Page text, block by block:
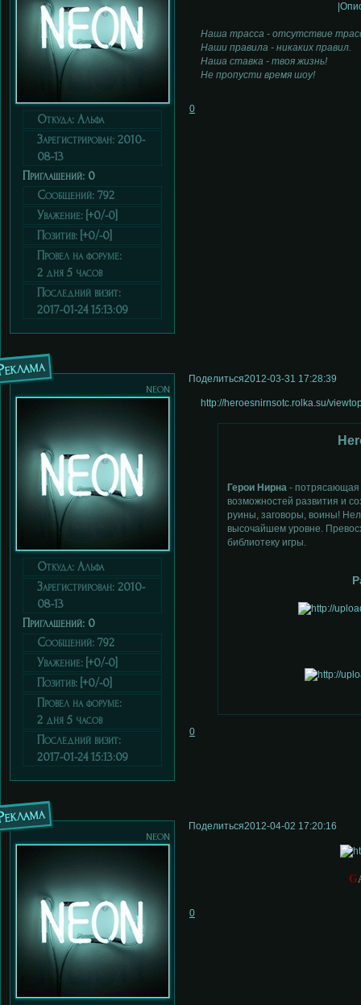
Откуда: Альфа
Зарегистрирован: 2010-
08-13
Приглашений: 0
Сообщений: 792
Уважение: [+0/-0]
Позитив: [+0/-0]
Провел на форуме:
2 дня 5 часов
Последний визит:
2017-01-24 15:13:09
Наша трасса - отсутствие
Наши правила - никаких правил.
Наша ставка - твоя жизнь!
Не пропусти время шоу!
0
Поделиться2012-03-31 17:28:39
neon
Откуда: Альфа
Зарегистрирован: 2010-
08-13
Приглашений: 0
Сообщений: 792
Уважение: [+0/-0]
Позитив: [+0/-0]
Провел на форуме:
2 дня 5 часов
Последний визит:
2017-01-24 15:13:09
http://heroesnirnsotc.rolka.su/
Герои Нирна - потрясающая
возможностей развития и
руины, заговоры, воины!
высочайшем уровне.
библиотеку игры.
0
Поделиться2012-04-02 17:20:16
neon
G
0